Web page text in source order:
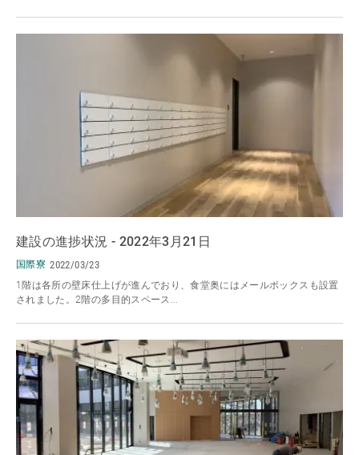
建設の進捗状況 - 2022年3月21日
国際寮 2022/03/23
1階は各所の壁床仕上げが進んでおり、食堂奥にはメールボックスも設置
されました。2階の多目的スペース...